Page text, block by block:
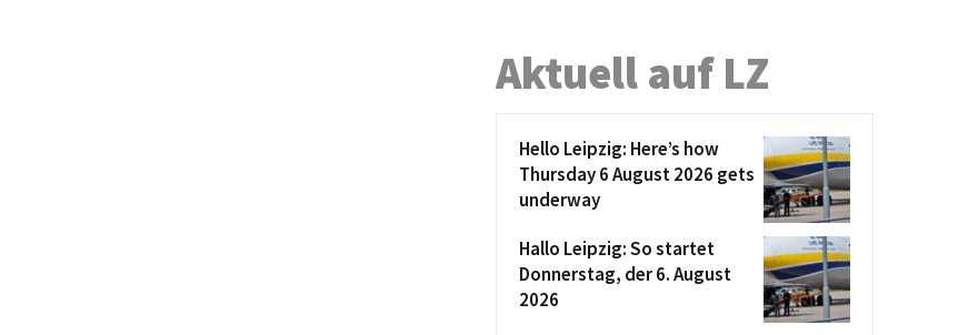
Aktuell auf LZ
Hello Leipzig: Here’s how
Thursday 6 August 2026 gets
underway
Hallo Leipzig: So startet
Donnerstag, der 6. August
2026